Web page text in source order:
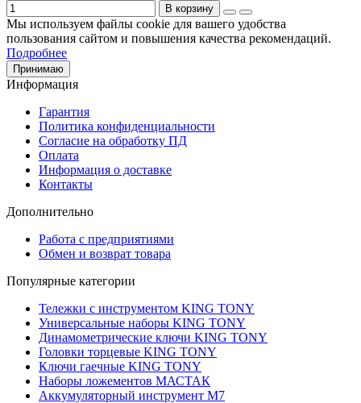
В корзину
Мы используем файлы cookie для вашего удобства
пользования сайтом и повышения качества рекомендаций.
Подробнее
Принимаю
Информация
Гарантия
Политика конфиденциальности
Согласие на обработку ПД
Оплата
Информация о доставке
Контакты
Дополнительно
Работа с предприятиями
Обмен и возврат товара
Популярные категории
Тележки с инструментом KING TONY
Универсальные наборы KING TONY
Динамометрические ключи KING TONY
Головки торцевые KING TONY
Ключи гаечные KING TONY
Наборы ложементов МАСТАК
Аккумуляторный инструмент M7